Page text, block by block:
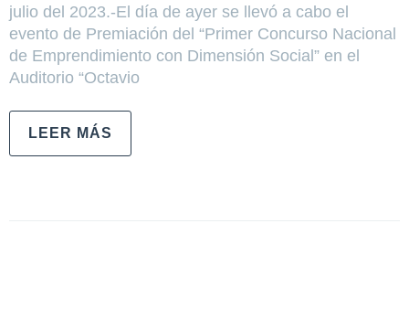
julio del 2023.-El día de ayer se llevó a cabo el
evento de Premiación del “Primer Concurso Nacional
de Emprendimiento con Dimensión Social” en el
Auditorio “Octavio
LEER MÁS